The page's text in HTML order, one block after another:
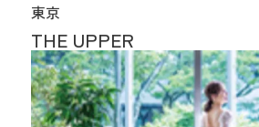
東京
THE UPPER